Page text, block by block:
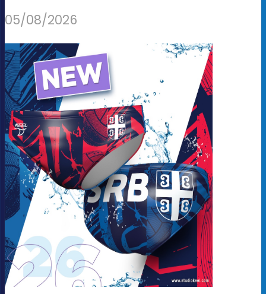
05/08/2026